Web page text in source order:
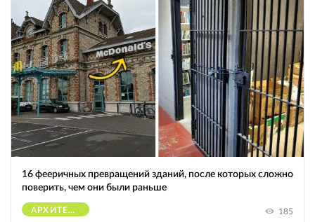
16 фееричных превращений зданий, после которых сложно
поверить, чем они были раньше
АРХИТЕКТУРА 185